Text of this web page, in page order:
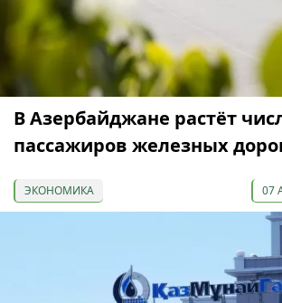
В Азербайджане растёт
пассажиров железных
ЭКОНОМИКА 07